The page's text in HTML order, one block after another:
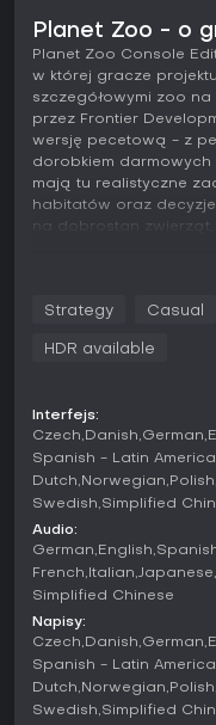
Planet Zoo - o
Planet Zoo Console
w której gracze
szczegółowymi zoo na
przez Frontier
wersję pecetową - z
dorobkiem darmowych
mają tu realistyczne
habitatów oraz
na dobrostan
środowisk dla wielu
sprawność operacyjną
grupy społecznej.
badawczych, by
kondycja całego
przydzielanie
gastronomicznych i
niezbędną do
przyrody realizowane
możliwość
Intuicyjne narzędzia
rozmieszczać elementy
różnych stylach. Każdy
wrażenia
Strategy Casual
HDR available
Interfejs:
Czech Danish German
Spanish - Latin America
Dutch Norwegian Polish
Swedish Simplified
Audio:
German English
French Italian Japanese
Simplified Chinese
Napisy:
Czech Danish German
Spanish - Latin America
Dutch Norwegian Polish
Swedish Simplified